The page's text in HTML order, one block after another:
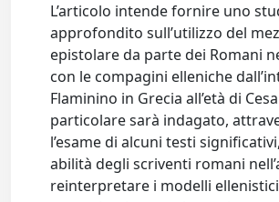
L’articolo intende fornire uno
approfondito sull’utilizzo del
epistolare da parte dei Romani
con le compagini elleniche
Flaminino in Grecia all’età di
particolare sarà indagato,
l’esame di alcuni testi
abilità degli scriventi romani
reinterpretare i modelli